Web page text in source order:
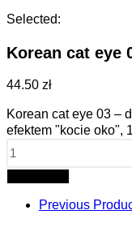
Selected:
Korean cat eye
44.50 zł
Korean cat eye 03 –
efektem "kocie oko",
Previous